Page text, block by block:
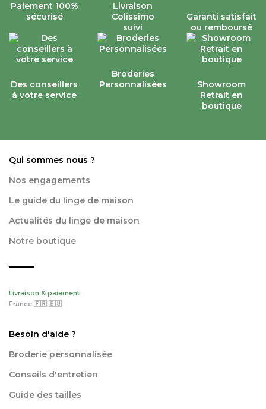
Paiement 100%
sécurisé
Livraison
Colissimo
suivi
Garanti satisfait
ou remboursé
Des conseillers
à votre service
Broderies
Personnalisées
Showroom
Retrait en
boutique
Qui sommes nous ?
Nos engagements
Le guide du linge de maison
Actualités du linge de maison
Notre boutique
Livraison & paiement
France 🇫🇷 🇪🇺
Besoin d'aide ?
Broderie personnalisée
Conseils d'entretien
Guide des tailles